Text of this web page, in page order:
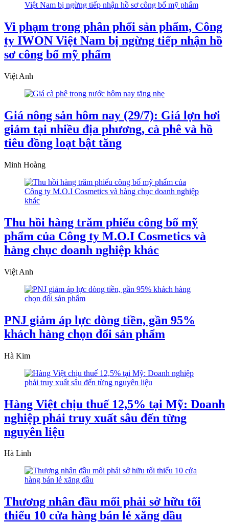
Vi phạm trong phân phối sản phẩm, Công
ty IWON Việt Nam bị ngừng tiếp nhận hồ
sơ công bố mỹ phẩm
Việt Anh
Giá nông sản hôm nay (29/7): Giá lợn hơi
giảm tại nhiều địa phương, cà phê và hồ
tiêu đồng loạt bật tăng
Minh Hoàng
Thu hồi hàng trăm phiếu công bố mỹ
phẩm của Công ty M.O.I Cosmetics và
hàng chục doanh nghiệp khác
Việt Anh
PNJ giảm áp lực dòng tiền, gần 95%
khách hàng chọn đổi sản phẩm
Hà Kim
Hàng Việt chịu thuế 12,5% tại Mỹ: Doanh
nghiệp phải truy xuất sâu đến từng
nguyên liệu
Hà Linh
Thương nhân đầu mối phải sở hữu tối
thiểu 10 cửa hàng bán lẻ xăng dầu